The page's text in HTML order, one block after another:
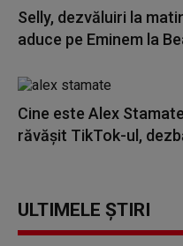
Selly, dezvăluiri la
aduce pe Eminem la
Cine este Alex
răvășit TikTok-ul,
ULTIMELE ȘTIRI